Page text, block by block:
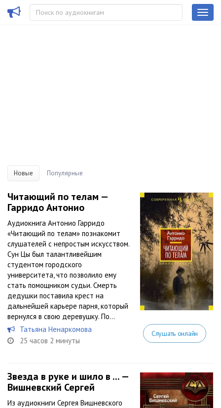
Новые Популярные
Читающий по телам —
Гарридо Антонио
Аудиокнига Антонио Гарридо
«Читающий по телам» познакомит
слушателей с непростым искусством.
Сун Цы был талантливейшим
студентом городского
университета, что позволило ему
стать помощником судьи. Смерть
дедушки поставила крест на
дальнейшей карьере парня, который
вернулся в свою деревушку. По...
Татьяна Ненаркомова
25 часов 2 минуты
Слушать онлайн
Звезда в руке и шило в ... —
Вишневский Сергей
Из аудиокниги Сергея Вишневского